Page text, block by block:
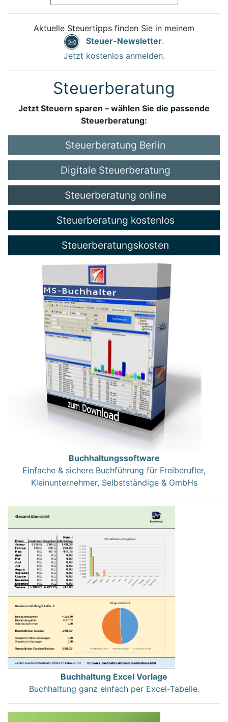
Aktuelle Steuertipps finden Sie in meinem
Steuer-Newsletter.
Jetzt kostenlos anmelden.
Steuerberatung
Jetzt Steuern sparen – wählen Sie die passende
Steuerberatung:
Steuerberatung Berlin
Digitale Steuerberatung
Steuerberatung online
Steuerberatung kostenlos
Steuerberatungskosten
Buchhaltungssoftware
Einfache & sichere Buchführung für Freiberufler,
Kleinunternehmer, Selbstständige & GmbHs
Buchhaltung Excel Vorlage
Buchhaltung ganz einfach per Excel-Tabelle.